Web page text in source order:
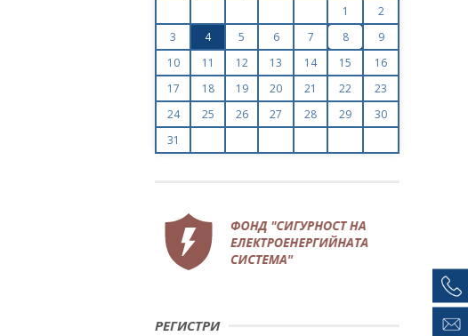
1
2
3
4 5 6 7 8
9
10
11 12 13 14 15
16
17
18 19 20 21 22
23
24
25 26 27 28 29
30
31
РЕГИСТРИ